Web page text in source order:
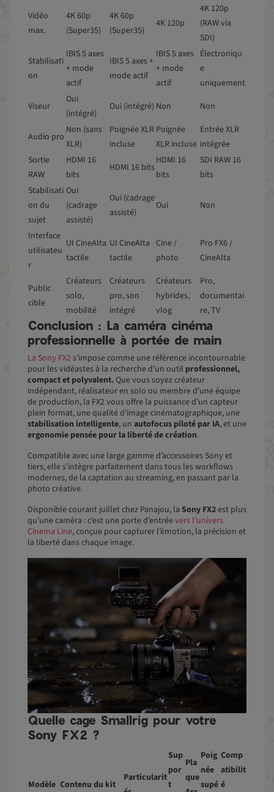
Vidéo
max.
4K 60p
(Super35)
4K 60p
(Super35)
4K 120p
4K 120p
(RAW via
SDI)
Stabilisati
on
IBIS 5 axes
+ mode
actif
IBIS 5 axes +
mode actif
IBIS 5 axes
+ mode
actif
Électroniqu
e
uniquement
Viseur
Oui
(intégré)
Oui (intégré) Non Non
Audio pro
Non (sans
XLR)
Poignée XLR
incluse
Poignée
XLR incluse
Entrée XLR
intégrée
Sortie
RAW
HDMI 16
bits
HDMI 16 bits
HDMI 16
bits
SDI RAW 16
bits
Stabilisati
on du
sujet
Oui
(cadrage
assisté)
Oui (cadrage
assisté)
Oui Non
Interface
utilisateu
r
UI CineAlta
tactile
UI CineAlta
tactile
Cine /
photo
Pro FX6 /
CineAlta
Public
cible
Créateurs
solo,
mobilité
Créateurs
pro, son
intégré
Créateurs
hybrides,
vlog
Pro,
documentai
re, TV
Conclusion : La caméra cinéma
professionnelle à portée de main
La Sony FX2 s'impose comme une référence incontournable
pour les vidéastes à la recherche d’un outil professionnel,
compact et polyvalent.Que vous soyez créateur
indépendant, réalisateur en solo ou membre d'une équipe
de production, la FX2 vous offre la puissance d’un capteur
plein format, une qualité d’image cinématographique, une
stabilisation intelligente, un autofocus piloté par IA, et une
ergonomie pensée pour la liberté de création.
Compatible avec une large gamme d’accessoires Sony et
tiers, elle s’intègre parfaitement dans tous les workflows
modernes, de la captation au streaming, en passant par la
photo créative.
Disponible courant juillet chez Panajou, la Sony FX2est plus
qu’une caméra : c’est une porte d’entréevers l’univers
Cinema Line, conçue pour capturer l’émotion, la précision et
la liberté dans chaque image.
Quelle cage Smallrig pour votre
Sony FX2 ?
Modèle Contenu du kit
Particularit
Sup
por
t
Pla
que
Poig
née
supé
Comp
atibilit
é